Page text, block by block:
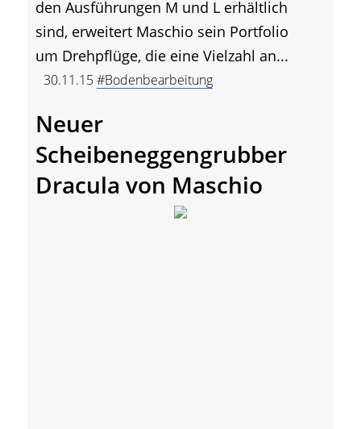
den Ausführungen M und L erhältlich
sind, erweitert Maschio sein Portfolio
um Drehpflüge, die eine Vielzahl an...
30.11.15#Bodenbearbeitung
Neuer
Scheibeneggengrubber
Dracula von Maschio